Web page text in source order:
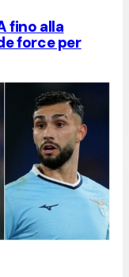
fino alla
force per